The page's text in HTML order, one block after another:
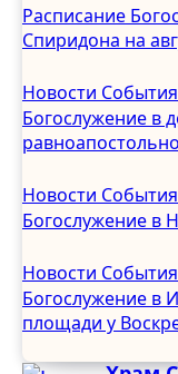
Январь 2025
Декабрь 2024
Ноябрь 2024
Октябрь 2024
Сентябрь
Август 2024
Июль 2024
Июнь 2024
Май 2024
Апрель 2024
Март 2024
Февраль 2024
Расписание
Спиридона на
Новости
Богослужение в
Новости
Богослужение в
Новости
Богослужение в
площади у